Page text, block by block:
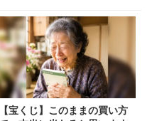
【宝くじ】このままの買い方